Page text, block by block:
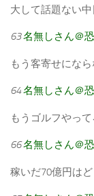
大して話題ない
63名無しさん＠
もう客寄せにな
64名無しさん＠
もうゴルフやって
66名無しさん＠
稼いだ70億円は